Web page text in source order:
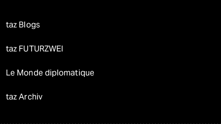
taz Blogs
taz FUTURZWEI
Le Monde diplomatique
taz Archiv